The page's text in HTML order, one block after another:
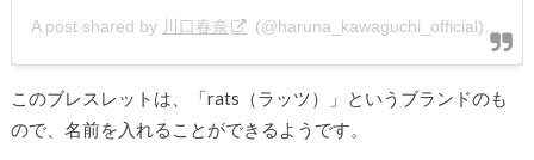
A post shared by 川口春奈 (@haruna_kawaguchi_official) on
このブレスレットは、「rats（ラッツ）」というブランドのも
ので、名前を入れることができるようです。